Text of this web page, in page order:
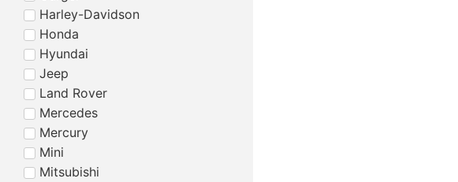
Harley-Davidson
Honda
Hyundai
Jeep
Land Rover
Mercedes
Mercury
Mini
Mitsubishi